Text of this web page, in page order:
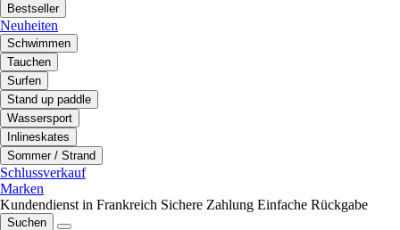
Bestseller
Neuheiten
Schwimmen
Tauchen
Surfen
Stand up paddle
Wassersport
Inlineskates
Sommer / Strand
Schlussverkauf
Marken
Kundendienst in Frankreich Sichere Zahlung Einfache Rückgabe
Suchen